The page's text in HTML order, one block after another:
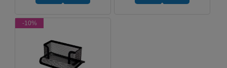
-10%